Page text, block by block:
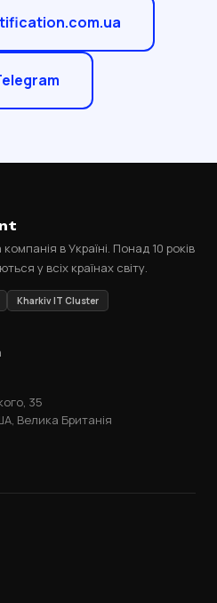
в Україні. Понад 10 років
у всіх країнах світу.
Kharkiv IT Cluster
35
Велика Британія